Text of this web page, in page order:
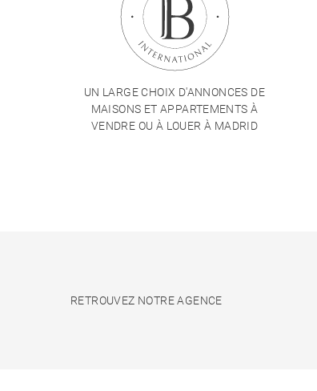
UN LARGE CHOIX D'ANNONCES DE
MAISONS ET APPARTEMENTS À
VENDRE OU À LOUER À MADRID
RETROUVEZ NOTRE AGENCE